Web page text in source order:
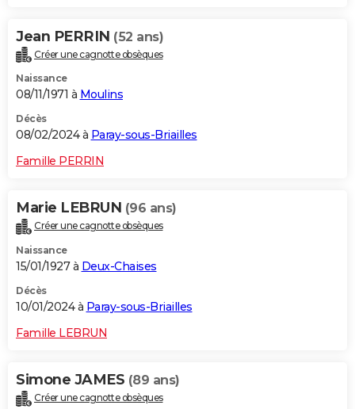
Jean PERRIN (52 ans)
Créer une cagnotte obsèques
Naissance
08/11/1971 à Moulins
Décès
08/02/2024 à Paray-sous-Briailles
Famille PERRIN
Marie LEBRUN (96 ans)
Créer une cagnotte obsèques
Naissance
15/01/1927 à Deux-Chaises
Décès
10/01/2024 à Paray-sous-Briailles
Famille LEBRUN
Simone JAMES (89 ans)
Créer une cagnotte obsèques